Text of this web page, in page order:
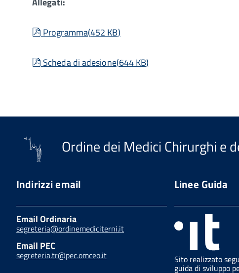
pdf
Programma(452 KB)
pdf
Scheda di adesione(644 KB)
Ordine dei Medici Chirurghi e
Indirizzi email
Email Ordinaria
segreteria@ordinemediciterni.it
Email PEC
segreteria.tr@pec.omceo.it
Linee Guida
Sito realizzato
guida di sviluppo